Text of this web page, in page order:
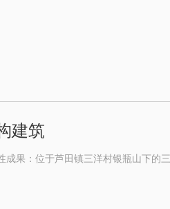
建筑
果：位于芦田镇三洋村银瓶山下的